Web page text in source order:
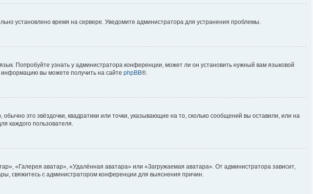
установлено время на сервере. Уведомите администратора для устранения проблемы.
Попробуйте узнать у администратора конференции, может ли он установить нужный вам языковой
информацию вы можете получить на сайте phpBB®.
это звёздочки, квадратики или точки, указывающие на то, сколько сообщений вы оставили, или на
каждого пользователя.
«Галерея аватар», «Удалённая аватара» или «Загружаемая аватара». От администратора зависит,
свяжитесь с администратором конференции для выяснения причин.